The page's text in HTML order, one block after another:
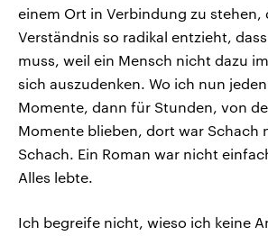
einem Ort in Verbindung zu stehen,
Verständnis so radikal entzieht,
muss, weil ein Mensch nicht dazu
sich auszudenken. Wo ich nun
Momente, dann für Stunden, von
Momente blieben, dort war Schach
Schach. Ein Roman war nicht
Alles lebte.
Ich begreife nicht, wieso ich keine